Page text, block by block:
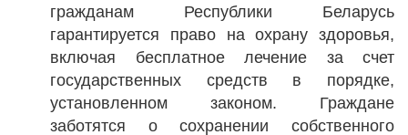
гражданам Республики Беларусь
гарантируется право на охрану здоровья,
включая бесплатное лечение за счет
государственных средств в порядке,
установленном законом. Граждане
заботятся о сохранении собственного